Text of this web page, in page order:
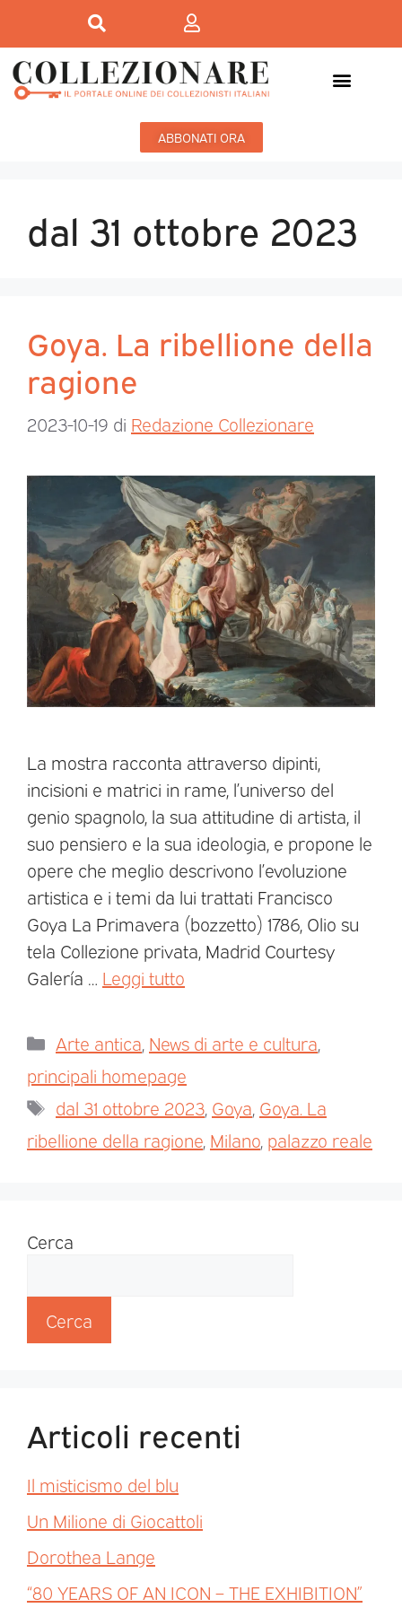
ABBONATI ORA
dal 31 ottobre 2023
Goya. La ribellione della
ragione
2023-10-19 di Redazione Collezionare
La mostra racconta attraverso dipinti,
incisioni e matrici in rame, l’universo del
genio spagnolo, la sua attitudine di artista, il
suo pensiero e la sua ideologia, e propone le
opere che meglio descrivono l’evoluzione
artistica e i temi da lui trattati Francisco
Goya La Primavera (bozzetto) 1786, Olio su
tela Collezione privata, Madrid Courtesy
Galería … Leggi tutto
Arte antica News di arte e cultura
principali homepage
dal 31 ottobre 2023 Goya Goya. La
ribellione della ragione Milano palazzo reale
Cerca
Cerca
Articoli recenti
Il misticismo del blu
Un Milione di Giocattoli
Dorothea Lange
“80 YEARS OF AN ICON – THE EXHIBITION”